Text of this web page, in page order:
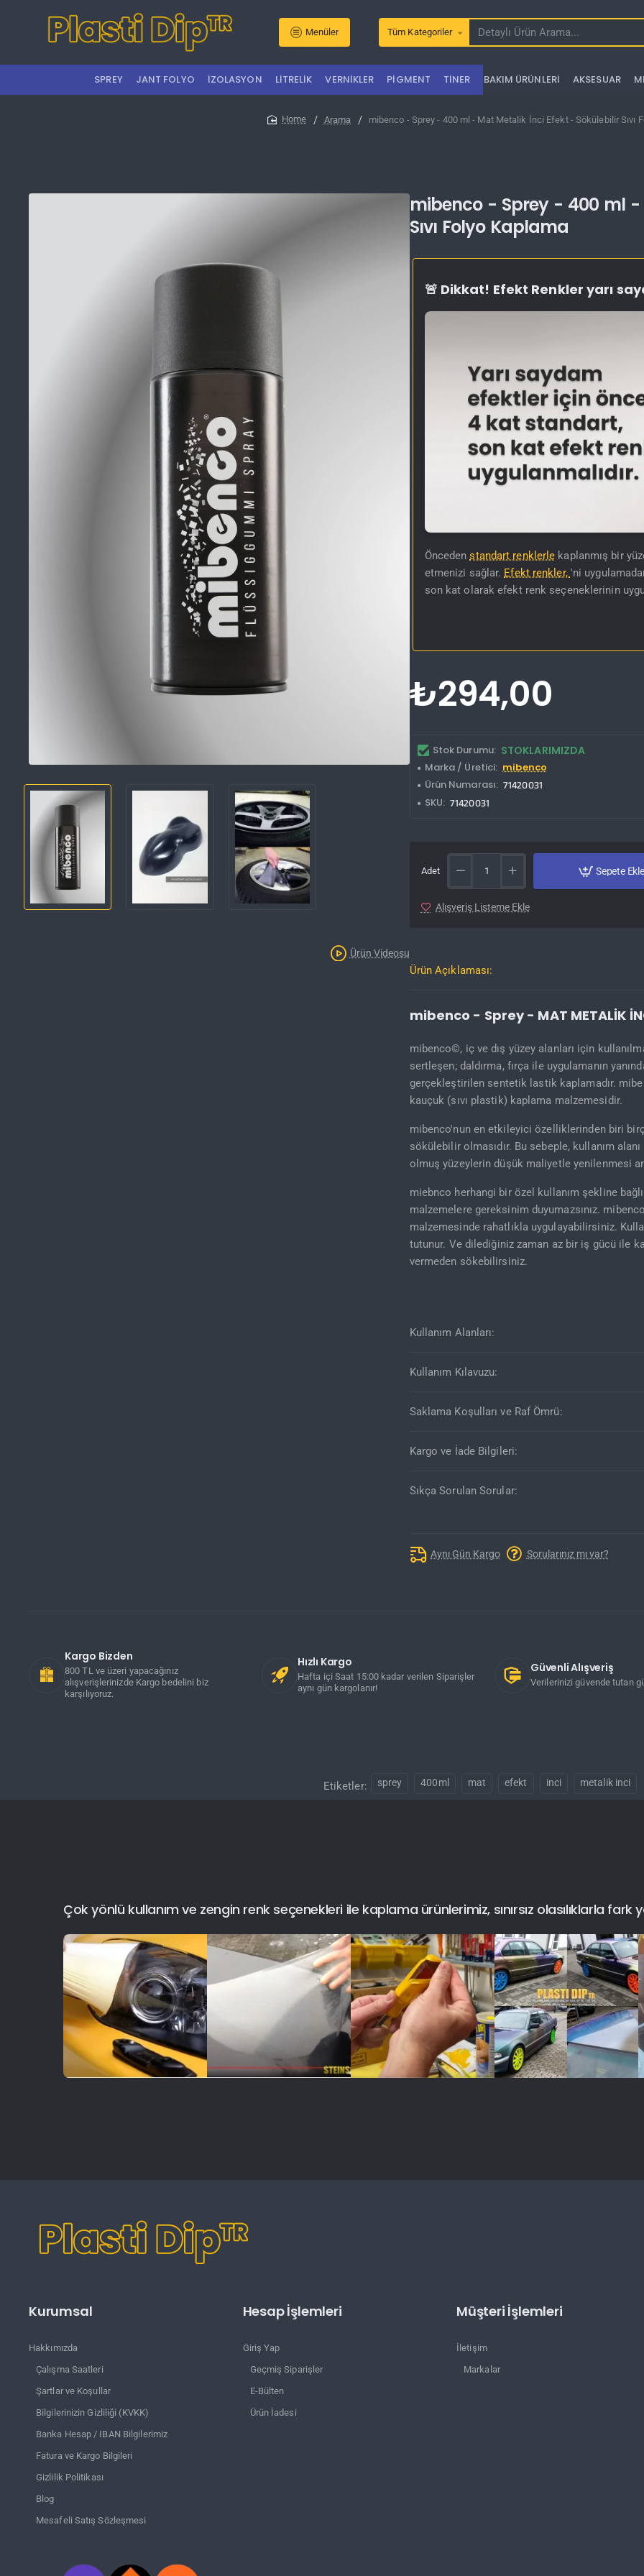
Menüler Tüm Kategoriler
Detaylı
Arama...
SPREY JANT FOLYO İZOLASYON LITRELIK VERNIKLER PIGMENT TINER BAKIM ÜRÜNLERI AKSESUAR
Arama mibenco - Sprey - 400 ml - Mat Metalik İnci Efekt - Sökülebilir Sıvı
Ürün Videosu
mibenco - Sprey - 400 ml -
Sıvı Folyo Kaplama
🚨 Dikkat! Efekt Renkler yarı
Öncedenstandart renklerle kaplanmış bir
etmenizi sağlar. Efekt renkler, 'ni
son kat olarak efekt renk seçeneklerinin
Stok Durumu: STOKLARIMIZDA
Marka / Üretici: mibenco
Ürün Numarası: 71420031
SKU: 71420031
₺294,00
Adet Sepete Ekle
Alışveriş Listeme Ekle
Ürün Açıklaması:
mibenco - Sprey - MAT METALİK
mibenco©, iç ve dış yüzey alanları için
sertleşen; daldırma, fırça ile uygulamanın
gerçekleştirilen sentetik lastik kaplamadır.
kauçuk (sıvı plastik) kaplama malzemesidir.
mibenco'nun en etkileyici özelliklerinden biri
sökülebilir olmasıdır. Bu sebeple, kullanım
olmuş yüzeylerin düşük maliyetle yenilenmesi
miebnco herhangi bir özel kullanım şekline
malzemelere gereksinim duyumazsınız.
malzemesinde rahatlıkla uygulayabilirsiniz.
tutunur. Ve dilediğiniz zaman az bir iş gücü ile
vermeden sökebilirsiniz.
Kullanım Alanları:
Kullanım Kılavuzu:
Saklama Koşulları ve Raf Ömrü:
Kargo ve İade Bilgileri:
Sıkça Sorulan Sorular:
Aynı Gün Kargo Sorularınız mı var?
Kargo Bizden
800 TL ve üzeri yapacağınız
alışverişlerinizde Kargo bedelini biz
karşılıyoruz.
Hızlı Kargo
Hafta içi Saat 15:00 kadar verilen Siparişler
aynı gün kargolanır!
Güvenli Alışveriş
Verilerinizi güvende tutan
Etiketler: sprey 400ml mat efekt inci metalik inci
Çok yönlü kullanım ve zengin renk seçenekleri ile kaplama ürünlerimiz, sınırsız olasılıklarla fark
Kurumsal
Hakkımızda
Çalışma Saatleri
Şartlar ve Koşullar
Bilgilerinizin Gizliliği (KVKK)
Banka Hesap / IBAN Bilgilerimiz
Fatura ve Kargo Bilgileri
Gizlilik Politikası
Blog
Mesafeli Satış Sözleşmesi
Hesap İşlemleri
Giriş Yap
Geçmiş Siparişler
E-Bülten
Ürün İadesi
Müşteri İşlemleri
İletişim
Markalar